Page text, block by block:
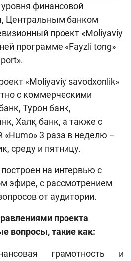
финансовой
Центральным банком
проект «Moliyaviy
программе «Fayzli tong»
«Moliyaviy savodxonlik»
с коммерческими
Турон банк,
Халқ банк, а также с
«Humo» 3 раза в неделю –
среду и пятницу.
на интервью с
эфире, с рассмотрением
от аудитории.
проекта
вопросы, такие как:
грамотность и